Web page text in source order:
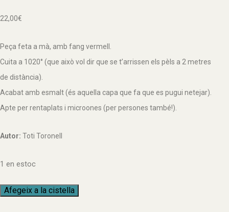
22,00€
Peça feta a mà, amb fang vermell.
Cuita a 1020° (que això vol dir que se t’arrissen els pèls a 2 metres
de distància).
Acabat amb esmalt (és aquella capa que fa que es pugui netejar).
Apte per rentaplats i microones (per persones també!).
Autor: Toti Toronell
1 en estoc
quantitat
de
Afegeix a la cistella